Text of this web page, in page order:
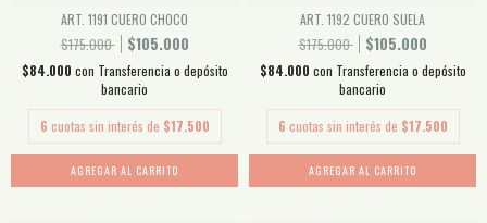
ART. 1191 CUERO CHOCO
$175.000
$105.000
$84.000 con Transferencia o depósito
bancario
6 cuotas sin interés de $17.500
AGREGAR AL CARRITO
ART. 1192 CUERO SUELA
$175.000
$105.000
$84.000 con Transferencia o depósito
bancario
6 cuotas sin interés de $17.500
AGREGAR AL CARRITO